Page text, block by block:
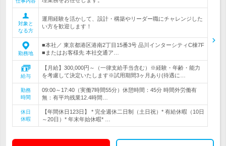
対象と
なる方
運用経験を活かして、設計・構築やリーダー職にチャレンジした
い方を歓迎します！
勤務地
■本社／ 東京都港区港南2丁目15番3号 品川インターシティC棟7F
■またはお客様先 本社交通ア…
給与
【月給】300,000円～（一律支給手当含む）※経験・年齢・能力
を考慮して決定いたします※試用期間3ヶ月あり(待遇に…
勤務
時間
09:00～17:40（実働7時間55分）休憩時間：45分 時間外労働有
無：有平均残業12.4時間…
休日
休暇
【年間休日123日】 * 完全週休二日制（土日祝）* 有給休暇（10日
～20日）* 年末年始休暇* …